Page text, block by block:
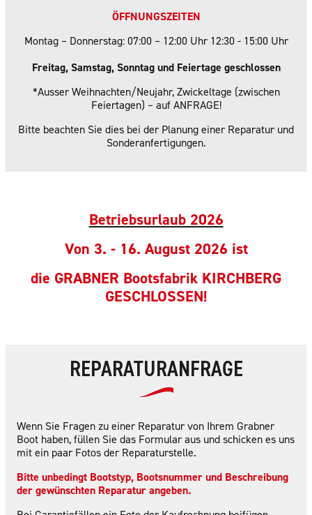
ÖFFNUNGSZEITEN
Montag – Donnerstag: 07:00 – 12:00 Uhr 12:30 - 15:00 Uhr
Freitag, Samstag, Sonntag und Feiertage geschlossen
*Ausser Weihnachten/Neujahr, Zwickeltage (zwischen
Feiertagen) – auf ANFRAGE!
Bitte beachten Sie dies bei der Planung einer Reparatur und
Sonderanfertigungen.
Betriebsurlaub 2026
Von 3. - 16. August 2026 ist
die GRABNER Bootsfabrik KIRCHBERG
GESCHLOSSEN!
REPARATURANFRAGE
Wenn Sie Fragen zu einer Reparatur von Ihrem Grabner
Boot haben, füllen Sie das Formular aus und schicken es uns
mit ein paar Fotos der Reparaturstelle.
Bitte unbedingt Bootstyp, Bootsnummer und Beschreibung
der gewünschten Reparatur angeben.